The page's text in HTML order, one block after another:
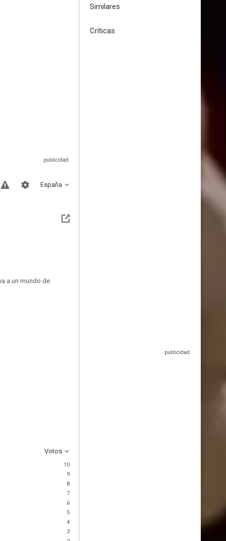
España
a un mundo de
Votos
10
9
8
7
6
5
4
3
Similares
Críticas